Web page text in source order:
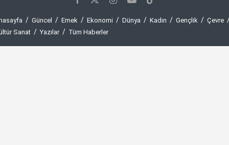
Güncel Emek Ekonomi Dünya Kadın Gençlik
Çevre
Sanat
Yazılar Tüm Haberler